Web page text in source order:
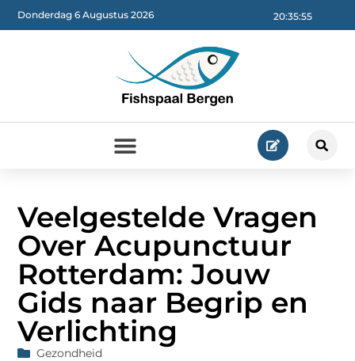
20:35:57
Donderdag 6 Augustus 2026
Veelgestelde Vragen
Over Acupunctuur
Rotterdam: Jouw
Gids naar Begrip en
Verlichting
Gezondheid